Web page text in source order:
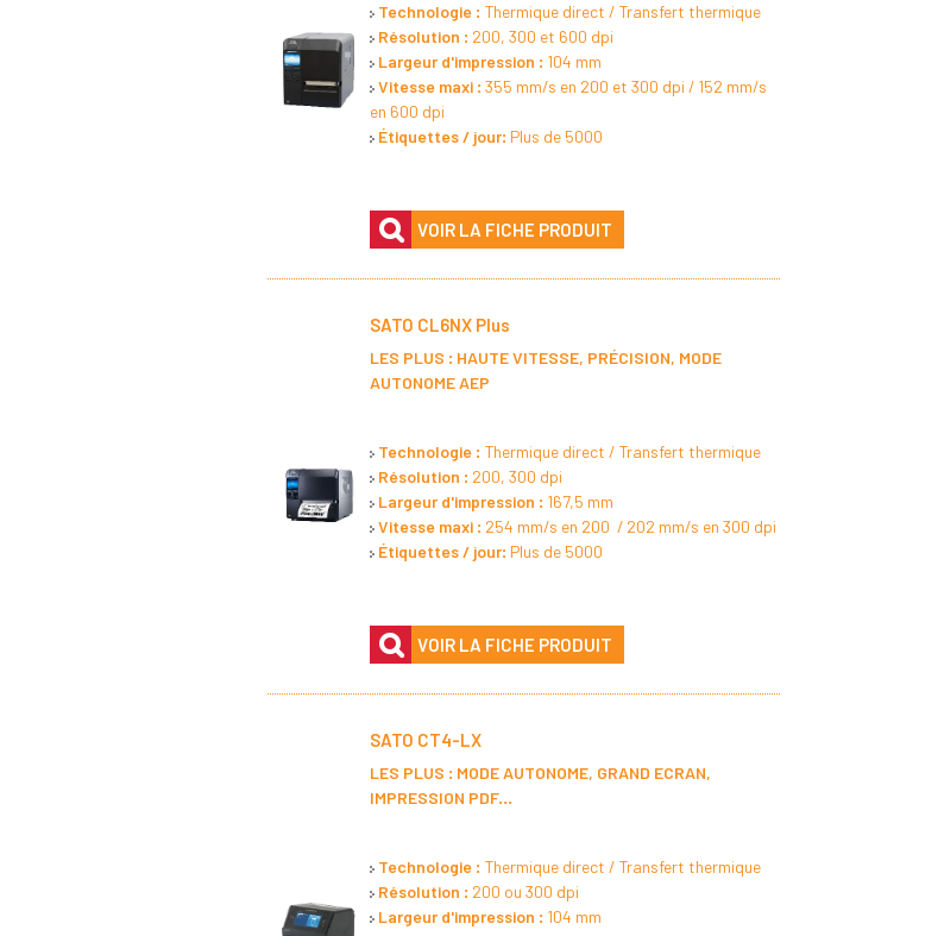
Technologie : Thermique direct / Transfert thermique
Résolution : 200, 300 et 600 dpi
Largeur d'impression : 104 mm
Vitesse maxi : 355 mm/s en 200 et 300 dpi / 152 mm/s
en 600 dpi
Étiquettes / jour: Plus de 5000
VOIR LA FICHE PRODUIT
SATO CL6NX Plus
LES PLUS : HAUTE VITESSE, PRÉCISION, MODE
AUTONOME AEP
Technologie : Thermique direct / Transfert thermique
Résolution : 200, 300 dpi
Largeur d'impression : 167,5 mm
Vitesse maxi : 254 mm/s en 200 / 202 mm/s en 300 dpi
Étiquettes / jour: Plus de 5000
VOIR LA FICHE PRODUIT
SATO CT4-LX
LES PLUS : MODE AUTONOME, GRAND ECRAN,
IMPRESSION PDF...
Technologie : Thermique direct / Transfert thermique
Résolution : 200 ou 300 dpi
Largeur d'impression : 104 mm